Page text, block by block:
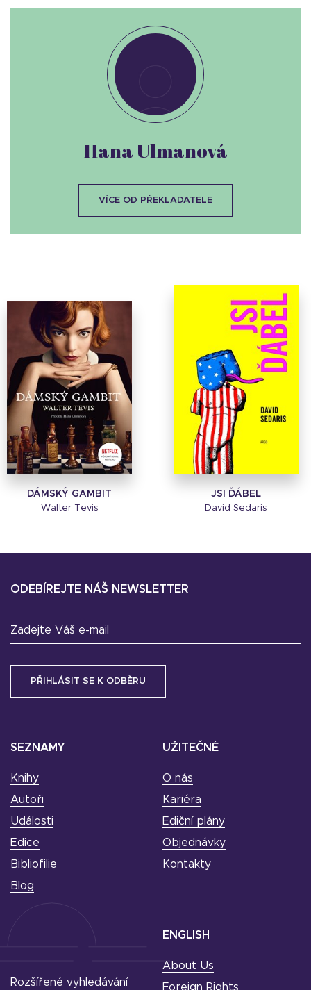
DÁMSKÝ GAMBIT
Walter Tevis
JSI ĎÁBEL
David Sedaris
Hana Ulmanová
VÍCE OD PŘEKLADATELE
SEZNAMY
Knihy
Autoři
Události
Edice
Bibliofilie
Blog
UŽITEČNÉ
O nás
Kariéra
Ediční plány
Objednávky
Kontakty
ODEBÍREJTE NÁŠ NEWSLETTER
Zadejte Váš e-mail
ENGLISH
About Us
Foreign Rights
Rozšířené vyhledávání